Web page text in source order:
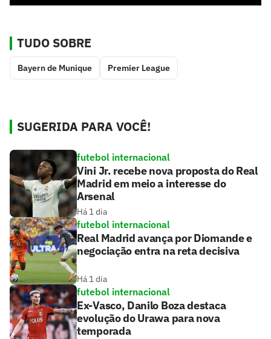
TUDO SOBRE
Bayern de Munique Premier League
SUGERIDA PARA VOCÊ!
futebol internacional
Vini Jr. recebe nova proposta do Real
Madrid em meio a interesse do
Arsenal
Há 1 dia
futebol internacional
Real Madrid avança por Diomande e
negociação entra na reta decisiva
Há 1 dia
futebol internacional
Ex-Vasco, Danilo Boza destaca
evolução do Urawa para nova
temporada